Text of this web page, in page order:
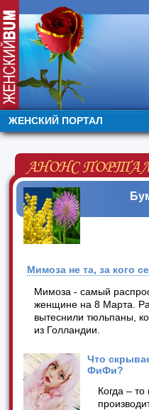
ЖЕНСКИЙ ПОРТАЛ
Мимоза не та, за кого
Мимоза - самый
женщине на 8 Марта.
вытеснили тюльпаны,
из Голландии.
Что
ФиФи?
Когда –